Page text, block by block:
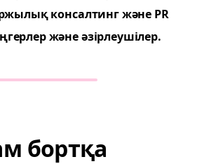
консалтинг және PR
және әзірлеушілер.
бортқа